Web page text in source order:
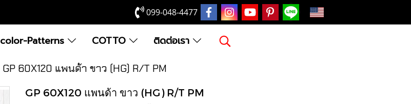
099-048-4477 EN
color-Patterns COTTO ติดต่อเรา
GP 60X120 แพนด้า ขาว (HG) R/T PM
GP 60X120 แพนด้า ขาว (HG) R/T PM